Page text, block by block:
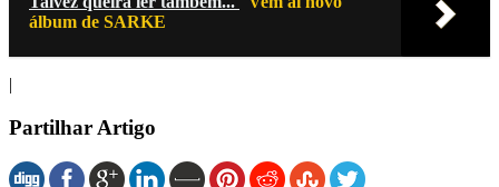
álbum de SARKE
|
Partilhar Artigo